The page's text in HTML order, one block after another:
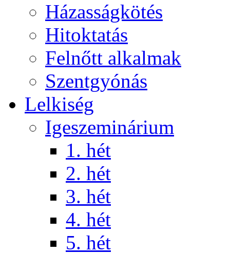
Házasságkötés
Hitoktatás
Felnőtt alkalmak
Szentgyónás
Lelkiség
Igeszeminárium
1. hét
2. hét
3. hét
4. hét
5. hét